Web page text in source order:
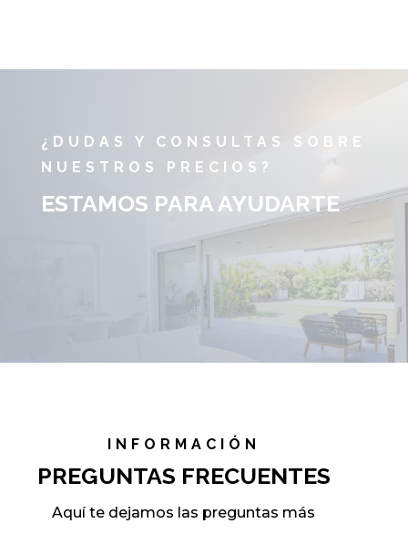
¿DUDAS Y CONSULTAS SOBRE
NUESTROS PRECIOS?
ESTAMOS PARA AYUDARTE
INFORMACIÓN
PREGUNTAS FRECUENTES
Aquí te dejamos las preguntas más